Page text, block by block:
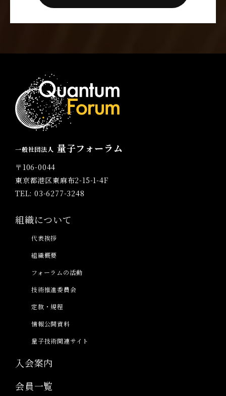
一般社団法人 量子フォーラム
〒106-0044
東京都港区東麻布2-15-1-4F
TEL: 03-6277-3248
組織について
代表挨拶
組織概要
フォーラムの活動
技術推進委員会
定款・規程
情報公開資料
量子技術関連サイト
入会案内
会員一覧